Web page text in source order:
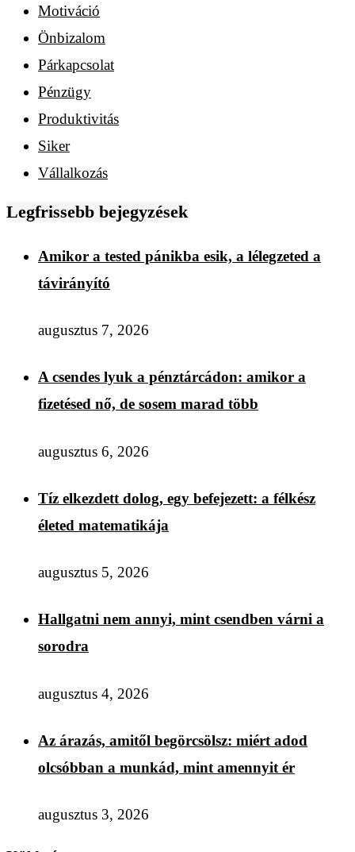
Motiváció
Önbizalom
Párkapcsolat
Pénzügy
Produktivitás
Siker
Vállalkozás
Legfrissebb bejegyzések
Amikor a tested pánikba esik, a lélegzeted a
távirányító
augusztus 7, 2026
A csendes lyuk a pénztárcádon: amikor a
fizetésed nő, de sosem marad több
augusztus 6, 2026
Tíz elkezdett dolog, egy befejezett: a félkész
életed matematikája
augusztus 5, 2026
Hallgatni nem annyi, mint csendben várni a
sorodra
augusztus 4, 2026
Az árazás, amitől begörcsölsz: miért adod
olcsóbban a munkád, mint amennyit ér
augusztus 3, 2026